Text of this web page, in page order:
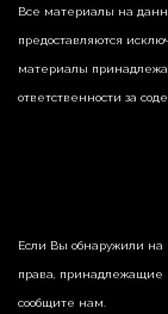
Все материалы на
предоставляются
материалы
ответственности за
Если Вы обнаружили
права, принадлежащие
сообщите нам.